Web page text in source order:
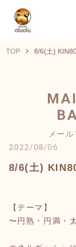
TOP 8/6(土)
メー
2022/08/06
8/6(土)
【テーマ】
〜円熟・円満・